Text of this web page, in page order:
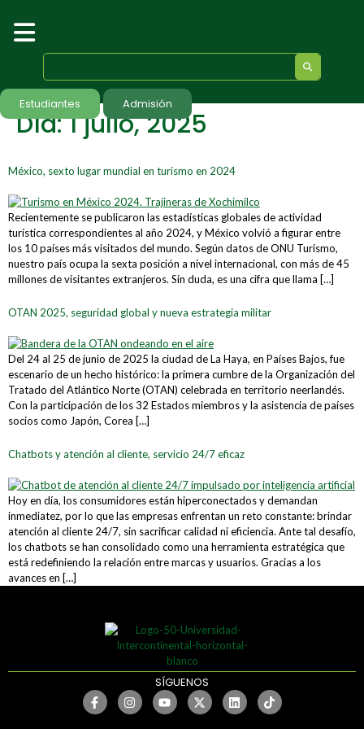
Estudiantes Admisión
Día:1 julio, 2025
México, sexto lugar mundial en turismo en 2024
Recientemente se publicaron las estadísticas globales de actividad
turística correspondientes al año 2024, y México volvió a figurar entre
los 10 países más visitados del mundo. Según datos de ONU Turismo,
nuestro país ocupa la sexta posición a nivel internacional, con más de 45
millones de visitantes extranjeros. Sin duda, es una cifra que llama […]
OTAN 2025, seguridad global y nueva estrategia militar
Del 24 al 25 de junio de 2025 la ciudad de La Haya, en Países Bajos, fue
escenario de un hecho histórico: la primera cumbre de la Organización del
Tratado del Atlántico Norte (OTAN) celebrada en territorio neerlandés.
Con la participación de los 32 Estados miembros y la asistencia de países
socios como Japón, Corea […]
Chatbots y atención al cliente, servicio 24/7 eficaz
Hoy en día, los consumidores están hiperconectados y demandan
inmediatez, por lo que las empresas enfrentan un reto constante: brindar
atención al cliente 24/7, sin sacrificar calidad ni eficiencia. Ante tal desafío,
los chatbots se han consolidado como una herramienta estratégica que
está redefiniendo la relación entre marcas y usuarios. Gracias a los
avances en […]
SÍGUENOS